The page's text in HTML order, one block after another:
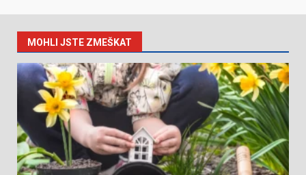
MOHLI JSTE ZMEŠKAT